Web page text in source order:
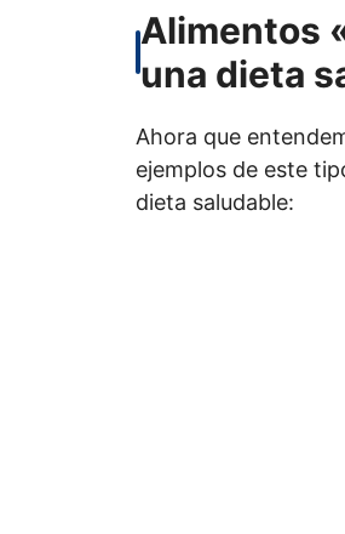
Alimentos
una dieta
Ahora que
ejemplos de este
dieta saludable: